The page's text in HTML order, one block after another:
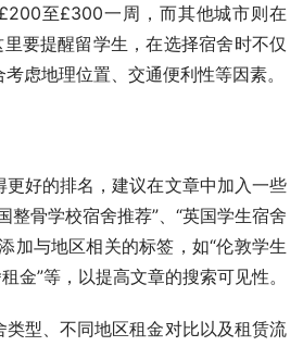
至£300一周，而其他城市则在
要提醒留学生，在选择宿舍时不仅
虑地理位置、交通便利性等因素。
更好的排名，建议在文章中加入一些
整骨学校宿舍推荐”、“英国学生宿舍
加与地区相关的标签，如“伦敦学生
金”等，以提高文章的搜索可见性。
型、不同地区租金对比以及租赁流